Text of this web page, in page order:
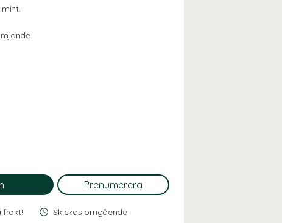
frakt! Skickas omgående